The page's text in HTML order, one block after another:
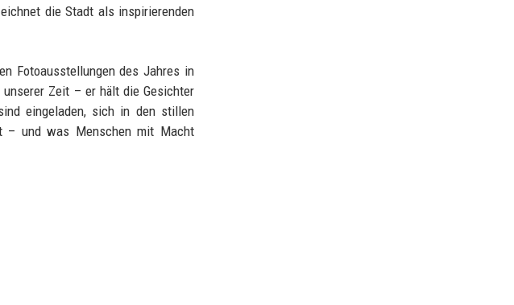
die Stadt als inspirierenden
Fotoausstellungen des Jahres in
Zeit – er hält die Gesichter
eingeladen, sich in den stillen
– und was Menschen mit Macht